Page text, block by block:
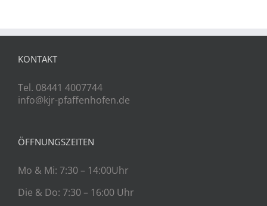
KONTAKT
Tel. 08441 4007744
info@kjr-pfaffenhofen.de
ÖFFNUNGSZEITEN
Mo & Mi: 7:30 – 14:00Uhr
Die & Do: 7:30 – 16:00 Uhr